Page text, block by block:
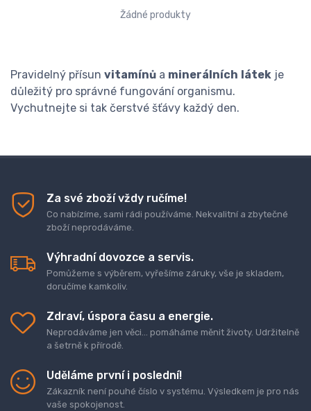
Žádné produkty
Pravidelný přísun vitamínů a minerálních látek je
důležitý pro správné fungování organismu.
Vychutnejte si tak čerstvé šťávy každý den.
Za své zboží vždy ručíme!
Co nabízíme, sami rádi používáme. Nekvalitní a zbytečné
zboží neprodáváme.
Výhradní dovozce a servis.
Pomůžeme s výběrem, vyřešíme záruky, vše je skladem,
doručíme kamkoliv.
Zdraví, úspora času a energie.
Neprodáváme jen věci... pomáháme měnit životy. Udržitelně
a šetrně k přírodě.
Uděláme první i poslední!
Zákazník není pouhé číslo v systému. Výsledkem je pro nás
vaše spokojenost.